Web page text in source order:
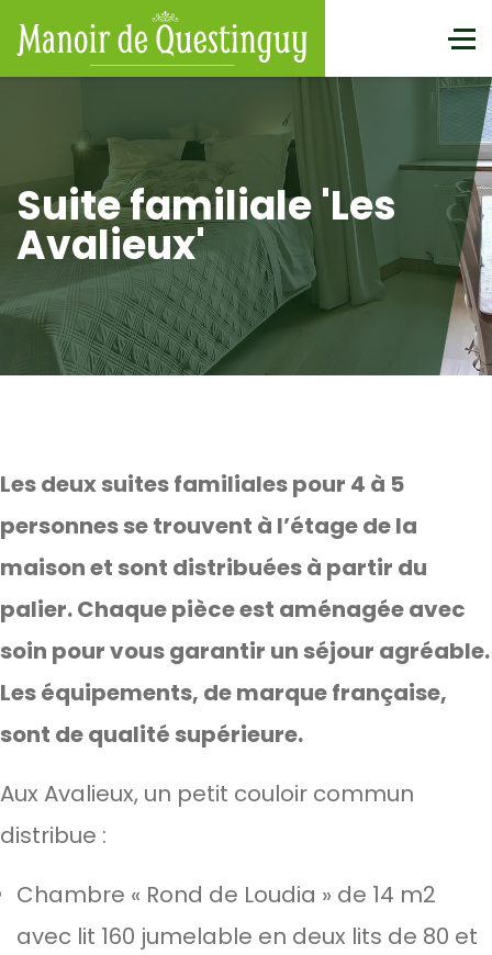
Suite familiale 'Les
Avalieux'
Les deux suites familiales pour 4 à 5
personnes se trouvent à l’étage de la
maison et sont distribuées à partir du
palier. Chaque pièce est aménagée avec
soin pour vous garantir un séjour agréable.
Les équipements, de marque française,
sont de qualité supérieure.
Aux Avalieux, un petit couloir commun
distribue :
Chambre « Rond de Loudia » de 14 m2
avec lit 160 jumelable en deux lits de 80 et